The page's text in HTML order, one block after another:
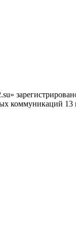
коммуникаций 13